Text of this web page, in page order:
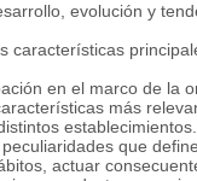
evolución y
características
en el marco de la
más
establecimientos.
que
actuar